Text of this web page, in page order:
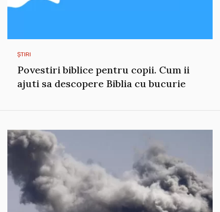
ȘTIRI
Povestiri biblice pentru copii. Cum ii
ajuti sa descopere Biblia cu bucurie